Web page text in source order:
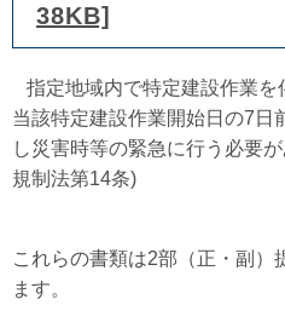
38KB]
指定地域内で特定建設作業を
当該特定建設作業開始日の7日
し災害時等の緊急に行う必要
規制法第14条)
これらの書類は2部（正・副）
ます。